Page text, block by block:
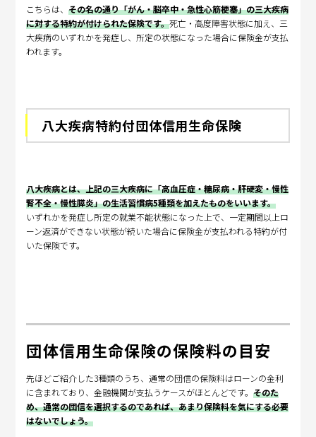
こちらは、その名の通り「がん・脳卒中・急性心筋梗塞」の三大疾病
に対する特約が付けられた保険です。死亡・高度障害状態に加え、三
大疾病のいずれかを発症し、所定の状態になった場合に保険金が支払
われます。
八大疾病特約付団体信用生命保険
八大疾病とは、上記の三大疾病に「高血圧症・糖尿病・肝硬変・慢性
腎不全・慢性膵炎」の生活習慣病5種類を加えたものをいいます。
いずれかを発症し所定の就業不能状態になった上で、一定期間以上ロ
ーン返済ができない状態が続いた場合に保険金が支払われる特約が付
いた保険です。
団体信用生命保険の保険料の目安
先ほどご紹介した3種類のうち、通常の団信の保険料はローンの金利
に含まれており、金融機関が支払うケースがほとんどです。そのた
め、通常の団信を選択するのであれば、あまり保険料を気にする必要
はないでしょう。